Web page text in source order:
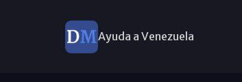
Ayuda a Venezuela